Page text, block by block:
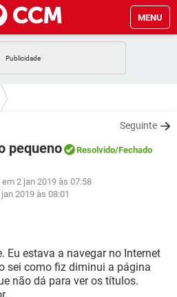
MENU
GMAIL
GMAIL
WHATSAPP
EXCEL
WHATSAPP
GMAIL
EXCEL
GMAIL
Seguinte
pequeno Resolvido/Fechado
2 jan 2019 às 07:58
2019 às 08:01
Eu estava a navegar no Internet
sei como fiz diminui a página
não dá para ver os títulos.